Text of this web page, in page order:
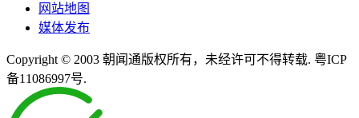
网站地图
媒体发布
Copyright © 2003 朝闻通版权所有，未经许可不得转载. 粤ICP
备11086997号.